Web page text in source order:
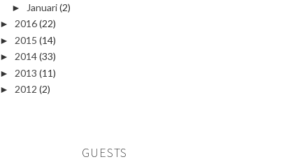
► Januari(2)
► 2016(22)
► 2015 (14)
► 2014(33)
► 2013 (11)
► 2012 (2)
GUESTS